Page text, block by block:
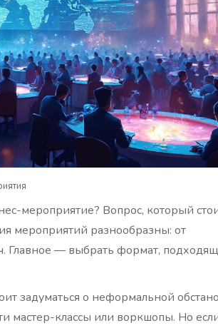
мероприятие? Вопрос, который
мероприятий разнообразны: от
Главное — выбрать формат,
задуматься о неформальной
мастер-классы или воркшопы. Но